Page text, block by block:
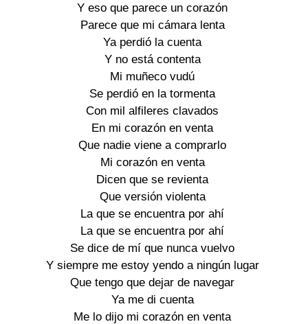
Y eso que parece un corazón
Parece que mi cámara lenta
Ya perdió la cuenta
Y no está contenta
Mi muñeco vudú
Se perdió en la tormenta
Con mil alfileres clavados
En mi corazón en venta
Que nadie viene a comprarlo
Mi corazón en venta
Dicen que se revienta
Que versión violenta
La que se encuentra por ahí
La que se encuentra por ahí
Se dice de mí que nunca vuelvo
Y siempre me estoy yendo a ningún lugar
Que tengo que dejar de navegar
Ya me di cuenta
Me lo dijo mi corazón en venta